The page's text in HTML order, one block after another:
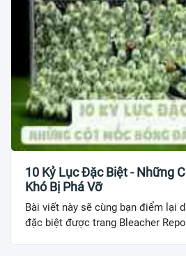
10 Kỷ Lục Đặc Biệt - Những
Khó Bị Phá Vỡ
Bài viết này sẽ cùng bạn điểm lại
đặc biệt được trang Bleacher